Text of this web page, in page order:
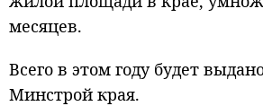
месяцев.
Вcего в этом году будет
Минстрой края.